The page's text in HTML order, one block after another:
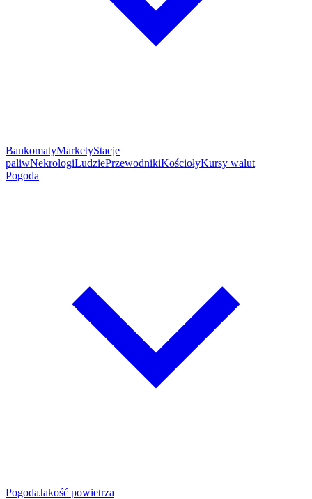
BankomatyMarketyStacje
paliwNekrologiLudziePrzewodnikiKościołyKursy walut
Pogoda
PogodaJakość powietrza